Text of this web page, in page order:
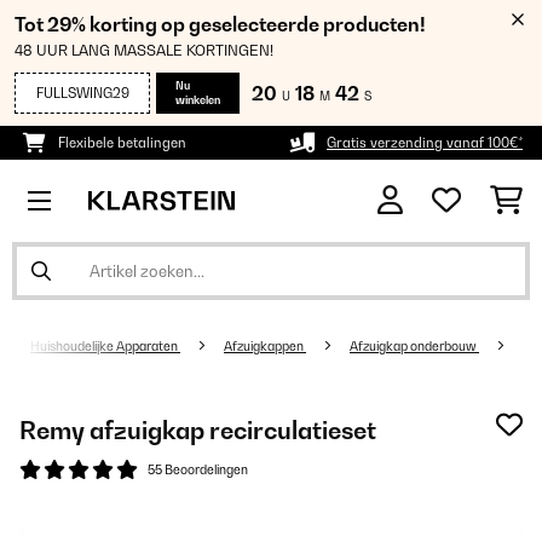
Tot 29% korting op geselecteerde producten!
48 UUR LANG MASSALE KORTINGEN!
FULLSWING29
Nu
winkelen
20 U 18 M 41 S
Flexibele betalingen Gratis verzending vanaf 100€*
Huishoudelijke Apparaten Afzuigkappen Afzuigkap onderbouw
Remy afzuigkap recirculatieset
55 Beoordelingen